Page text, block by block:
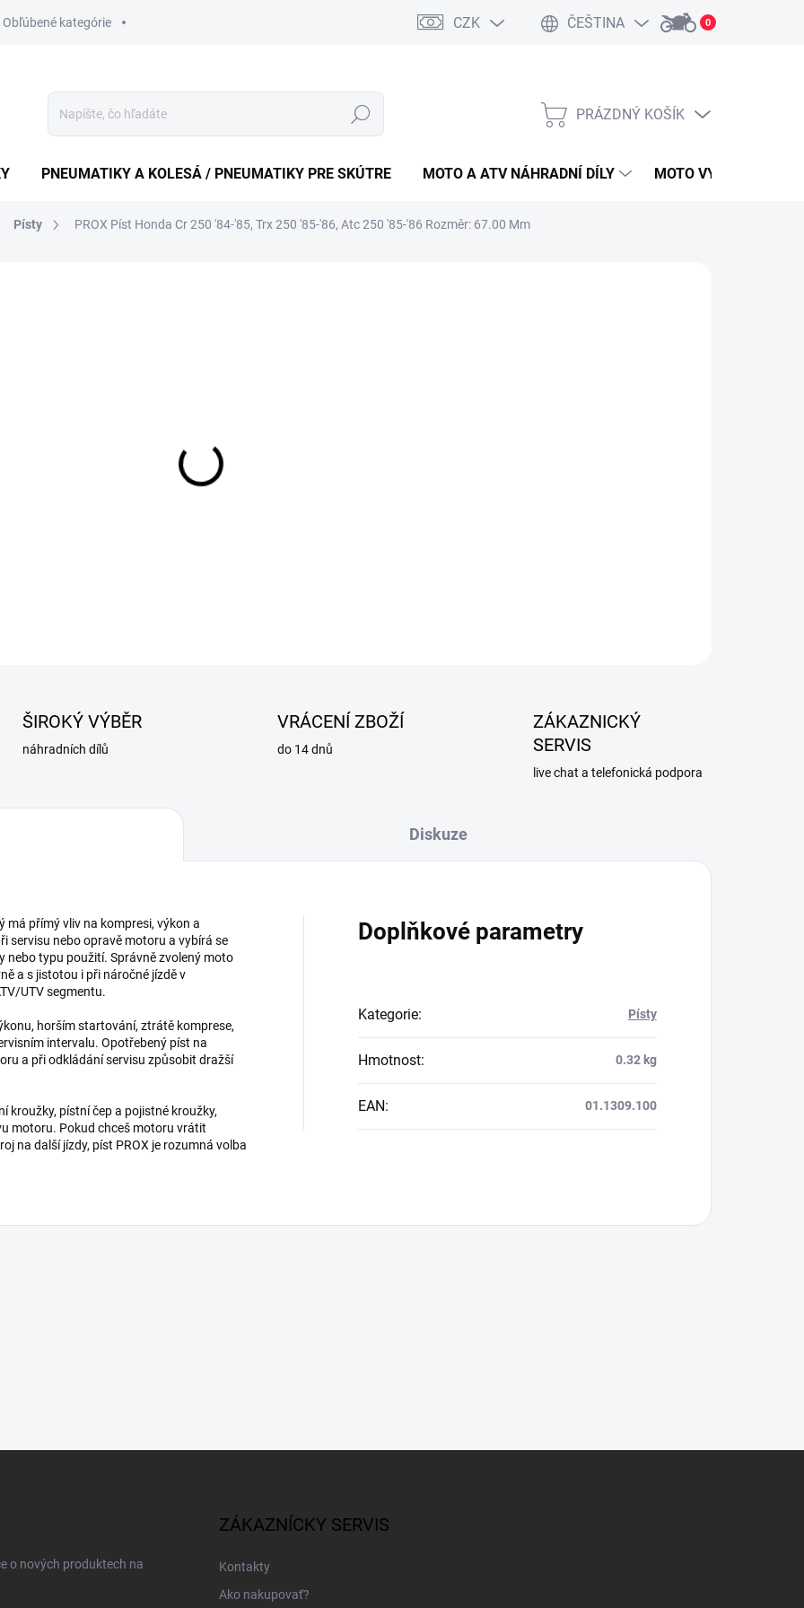
Obľúbené kategórie CZK ČEŠTINA 0
Hledat
NÁKUPNÍ
PRÁZDNÝ KOŠÍK
PNEUMATIKY A KOLESÁ / PNEUMATIKY PRE SKÚTRE MOTO A ATV NÁHRADNÍ DÍLY MOTO VYBAVENÍ
Písty PROX Píst Honda Cr 250 '84-'85, Trx 250 '85-'86, Atc 250 '85-'86 Rozměr: 67.00 Mm
ŠIROKÝ VÝBĚR
náhradních dílů
VRÁCENÍ ZBOŽÍ
do 14 dnů
ZÁKAZNICKÝ
SERVIS
live chat a telefonická podpora
Diskuze
má přímý vliv na kompresi, výkon a
servisu nebo opravě motoru a vybírá se
nebo typu použití. Správně zvolený moto
a s jistotou i při náročné jízdě v
UTV segmentu.
horším startování, ztrátě komprese,
intervalu. Opotřebený píst na
a při odkládání servisu způsobit dražší
kroužky, pístní čep a pojistné kroužky,
motoru. Pokud chceš motoru vrátit
na další jízdy, píst PROX je rozumná volba
Doplňkové parametry
Kategorie: Písty
Hmotnost: 0.32 kg
EAN: 01.1309.100
o nových produktech na
ZÁKAZNÍCKY SERVIS
Kontakty
Ako nakupovať?